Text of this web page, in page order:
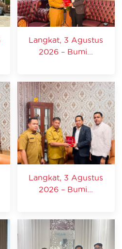
Langkat, 3 Agustus
2026 – Bumi...
Langkat, 3 Agustus
2026 – Bumi...